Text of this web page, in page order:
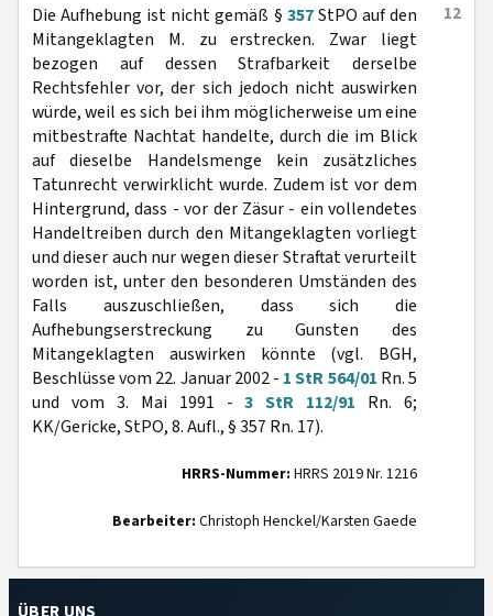
12
Die Aufhebung ist nicht gemäß § 357StPO auf den
Mitangeklagten M. zu erstrecken. Zwar liegt
bezogen auf dessen Strafbarkeit derselbe
Rechtsfehler vor, der sich jedoch nicht auswirken
würde, weil es sich bei ihm möglicherweise um eine
mitbestrafte Nachtat handelte, durch die im Blick
auf dieselbe Handelsmenge kein zusätzliches
Tatunrecht verwirklicht wurde. Zudem ist vor dem
Hintergrund, dass - vor der Zäsur - ein vollendetes
Handeltreiben durch den Mitangeklagten vorliegt
und dieser auch nur wegen dieser Straftat verurteilt
worden ist, unter den besonderen Umständen des
Falls auszuschließen, dass sich die
Aufhebungserstreckung zu Gunsten des
Mitangeklagten auswirken könnte (vgl. BGH,
Beschlüsse vom 22. Januar 2002 - 1 StR 564/01 Rn. 5
und vom 3. Mai 1991 -3 StR 112/91 Rn. 6;
KK/Gericke, StPO, 8. Aufl., § 357 Rn. 17).
HRRS-Nummer: HRRS 2019 Nr. 1216
Bearbeiter: Christoph Henckel/Karsten Gaede